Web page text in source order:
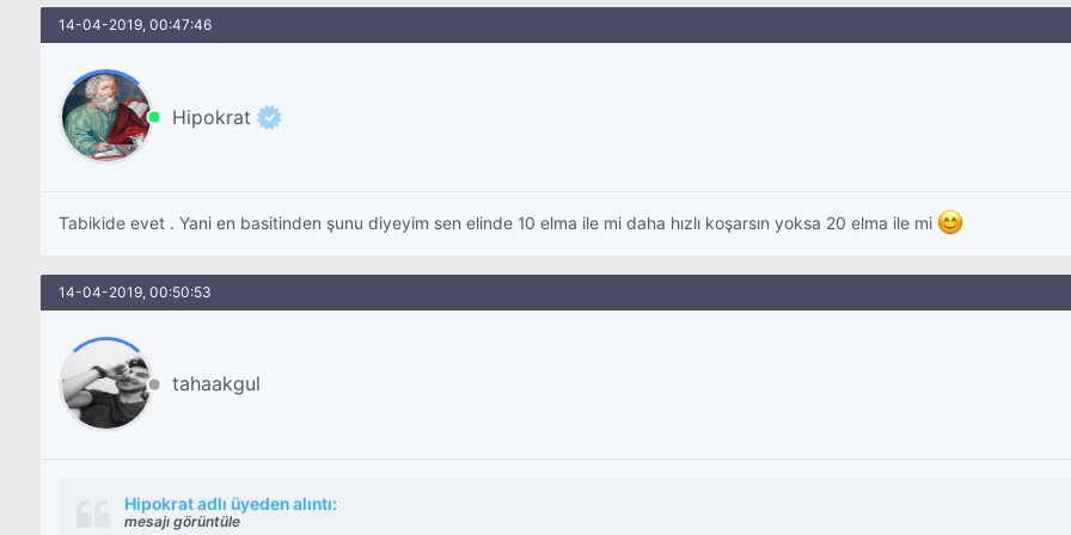
14-04-2019, 00:47:46
Hipokrat
Tabikide evet . Yani en basitinden şunu diyeyim sen elinde 10 elma ile mi daha hızlı koşarsın yoksa 20 elma ile mi
14-04-2019, 00:50:53
tahaakgul
Hipokrat adlı üyeden alıntı:
mesajı görüntüle